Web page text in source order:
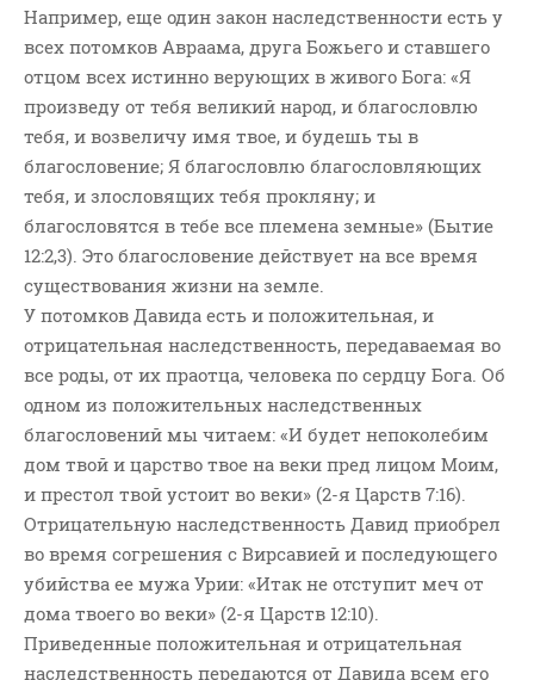
Например, еще один закон наследственности есть у
всех потомков Авраама, друга Божьего и ставшего
отцом всех истинно верующих в живого Бога: «Я
произведу от тебя великий народ, и благословлю
тебя, и возвеличу имя твое, и будешь ты в
благословение; Я благословлю благословляющих
тебя, и злословящих тебя прокляну; и
благословятся в тебе все племена земные» (Бытие
12:2,3). Это благословение действует на все время
существования жизни на земле.
У потомков Давида есть и положительная, и
отрицательная наследственность, передаваемая во
все роды, от их праотца, человека по сердцу Бога. Об
одном из положительных наследственных
благословений мы читаем: «И будет непоколебим
дом твой и царство твое на веки пред лицом Моим,
и престол твой устоит во веки» (2-я Царств 7:16).
Отрицательную наследственность Давид приобрел
во время согрешения с Вирсавией и последующего
убийства ее мужа Урии: «Итак не отступит меч от
дома твоего во веки» (2-я Царств 12:10).
Приведенные положительная и отрицательная
наследственность передаются от Давида всем его